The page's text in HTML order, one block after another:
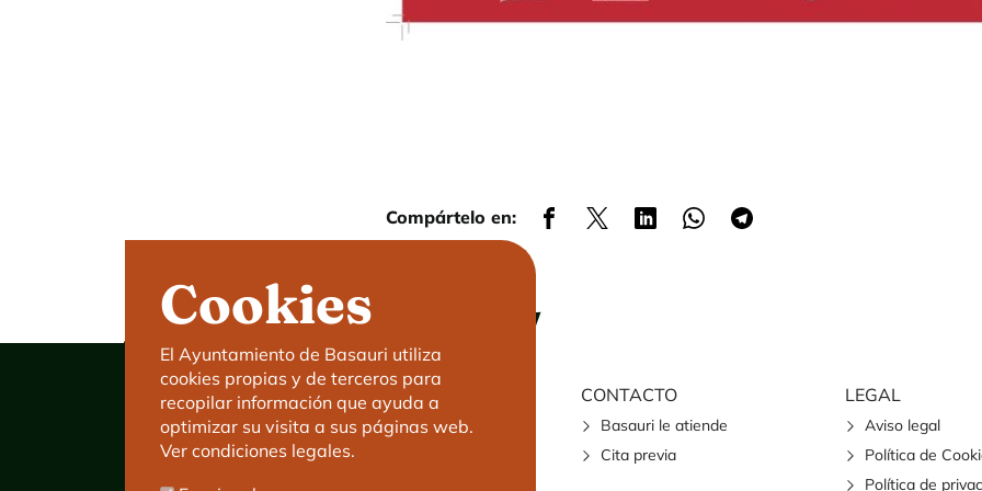
Compártelo en:
Cookies
El Ayuntamiento de Basauri utiliza
cookies propias y de terceros para
recopilar información que ayuda a
optimizar su visita a sus páginas web.
Ver condiciones legales.
CONTACTO
Basauri le atiende
Cita previa
LEGAL
Aviso legal
Política de
Política de